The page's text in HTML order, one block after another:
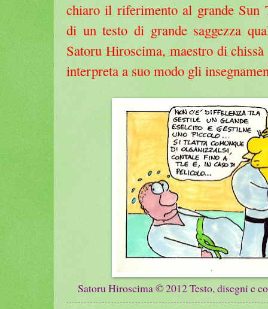
chiaro il riferimento al grande Sun
di un testo di grande saggezza
Satoru Hiroscima, maestro di
interpreta a suo modo gli
Satoru Hiroscima © 2012 Testo, disegni e